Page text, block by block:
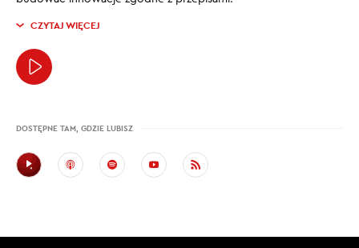
CZYTAJ WIĘCEJ
DOSTĘPNE TAM, GDZIE LUBISZ